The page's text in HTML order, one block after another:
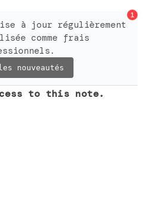
à jour régulièrement
comme frais
nouveautés
1
to this note.